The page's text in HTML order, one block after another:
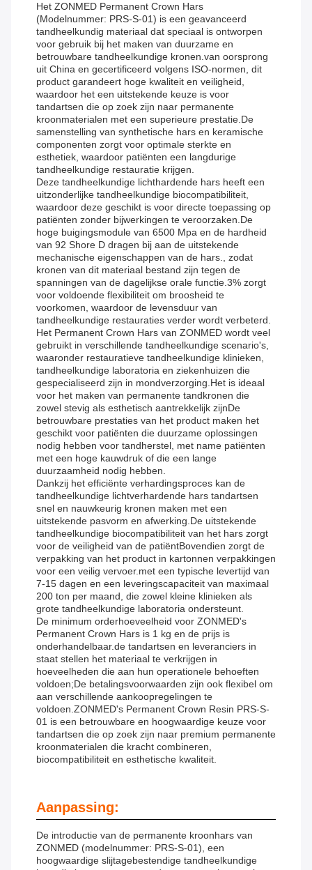
Het ZONMED Permanent Crown Hars
(Modelnummer: PRS-S-01) is een geavanceerd
tandheelkundig materiaal dat speciaal is ontworpen
voor gebruik bij het maken van duurzame en
betrouwbare tandheelkundige kronen.van oorsprong
uit China en gecertificeerd volgens ISO-normen, dit
product garandeert hoge kwaliteit en veiligheid,
waardoor het een uitstekende keuze is voor
tandartsen die op zoek zijn naar permanente
kroonmaterialen met een superieure prestatie.De
samenstelling van synthetische hars en keramische
componenten zorgt voor optimale sterkte en
esthetiek, waardoor patiënten een langdurige
tandheelkundige restauratie krijgen.
Deze tandheelkundige lichthardende hars heeft een
uitzonderlijke tandheelkundige biocompatibiliteit,
waardoor deze geschikt is voor directe toepassing op
patiënten zonder bijwerkingen te veroorzaken.De
hoge buigingsmodule van 6500 Mpa en de hardheid
van 92 Shore D dragen bij aan de uitstekende
mechanische eigenschappen van de hars., zodat
kronen van dit materiaal bestand zijn tegen de
spanningen van de dagelijkse orale functie.3% zorgt
voor voldoende flexibiliteit om broosheid te
voorkomen, waardoor de levensduur van
tandheelkundige restauraties verder wordt verbeterd.
Het Permanent Crown Hars van ZONMED wordt veel
gebruikt in verschillende tandheelkundige scenario's,
waaronder restauratieve tandheelkundige klinieken,
tandheelkundige laboratoria en ziekenhuizen die
gespecialiseerd zijn in mondverzorging.Het is ideaal
voor het maken van permanente tandkronen die
zowel stevig als esthetisch aantrekkelijk zijnDe
betrouwbare prestaties van het product maken het
geschikt voor patiënten die duurzame oplossingen
nodig hebben voor tandherstel, met name patiënten
met een hoge kauwdruk of die een lange
duurzaamheid nodig hebben.
Dankzij het efficiënte verhardingsproces kan de
tandheelkundige lichtverhardende hars tandartsen
snel en nauwkeurig kronen maken met een
uitstekende pasvorm en afwerking.De uitstekende
tandheelkundige biocompatibiliteit van het hars zorgt
voor de veiligheid van de patiëntBovendien zorgt de
verpakking van het product in kartonnen verpakkingen
voor een veilig vervoer.met een typische levertijd van
7-15 dagen en een leveringscapaciteit van maximaal
200 ton per maand, die zowel kleine klinieken als
grote tandheelkundige laboratoria ondersteunt.
De minimum orderhoeveelheid voor ZONMED's
Permanent Crown Hars is 1 kg en de prijs is
onderhandelbaar.de tandartsen en leveranciers in
staat stellen het materiaal te verkrijgen in
hoeveelheden die aan hun operationele behoeften
voldoen;De betalingsvoorwaarden zijn ook flexibel om
aan verschillende aankoopregelingen te
voldoen.ZONMED's Permanent Crown Resin PRS-S-
01 is een betrouwbare en hoogwaardige keuze voor
tandartsen die op zoek zijn naar premium permanente
kroonmaterialen die kracht combineren,
biocompatibiliteit en esthetische kwaliteit.
Aanpassing:
De introductie van de permanente kroonhars van
ZONMED (modelnummer: PRS-S-01), een
hoogwaardige slijtagebestendige tandheelkundige